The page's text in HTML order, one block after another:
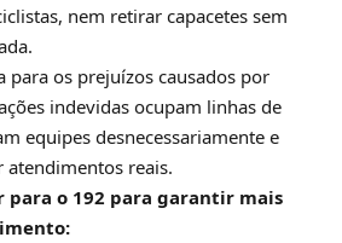
nem retirar capacetes sem
para os prejuízos causados por
indevidas ocupam linhas de
equipes desnecessariamente e
reais.
para o 192 para garantir mais